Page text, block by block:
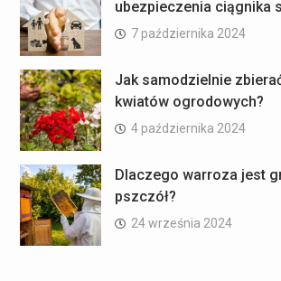
ubezpieczenia ciągnika
7 października 2024
Jak samodzielnie
kwiatów ogrodowych?
4 października 2024
Dlaczego warroza jest
pszczół?
24 września 2024